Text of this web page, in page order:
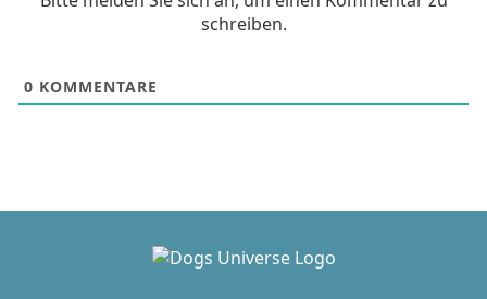
schreiben.
0 KOMMENTARE